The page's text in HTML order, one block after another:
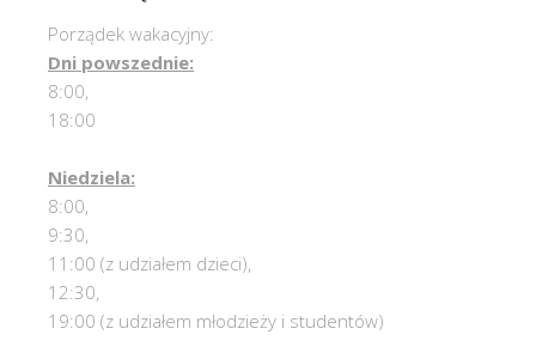
Porządek wakacyjny:
Dni powszednie:
8:00,
18:00
Niedziela:
8:00,
9:30,
11:00 (z udziałem dzieci),
12:30,
19:00 (z udziałem młodzieży i studentów)